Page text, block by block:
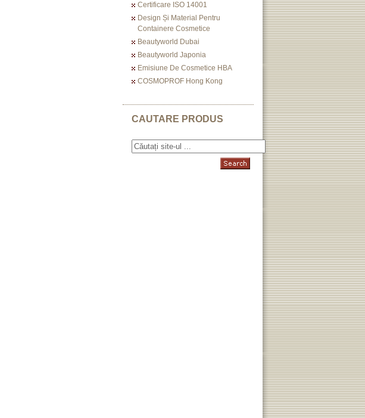
Certificare ISO 14001
Design Și Material Pentru
Containere Cosmetice
Beautyworld Dubai
Beautyworld Japonia
Emisiune De Cosmetice HBA
COSMOPROF Hong Kong
CAUTARE PRODUS